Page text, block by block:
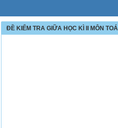
ĐỀ KIỂM TRA GIỮA HỌC KÌ II MÔN